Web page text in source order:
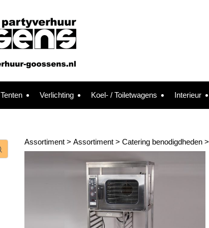
Tenten Verlichting Koel- / Toiletwagens Interieur
Assortiment> Assortiment> Catering benodigdheden>